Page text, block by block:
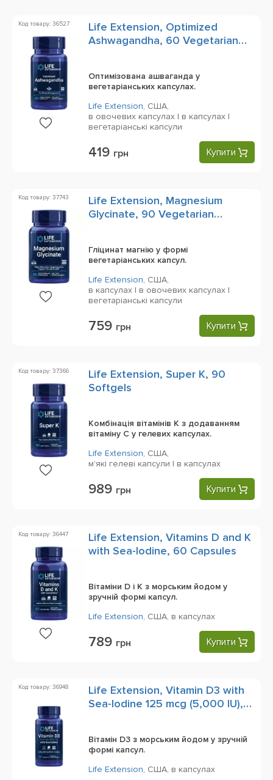
Код товару: 36527
Life Extension, Optimized
Ashwagandha, 60 Vegetarian
Оптимізована ашваганда у
вегетаріанських капсулах.
Life Extension, США,
в овочевих капсулах | в капсулах |
вегетаріанські капсули
419 грн Купити
Код товару: 37743
Life Extension, Magnesium
Glycinate, 90 Vegetarian
Гліцинат магнію у формі
вегетаріанських капсул.
Life Extension, США,
в капсулах | в овочевих капсулах |
вегетаріанські капсули
759 грн Купити
Код товару: 37366
Life Extension, Super K, 90
Softgels
Комбінація вітамінів K з додаванням
вітаміну C у гелевих капсулах.
Life Extension, США,
м'які гелеві капсули | в капсулах
989 грн Купити
Код товару: 36447
Life Extension, Vitamins D and K
with Sea-Iodine, 60 Capsules
Вітаміни D і K з морським йодом у
зручній формі капсул.
Life Extension, США, в капсулах
789 грн Купити
Код товару: 36948
Life Extension, Vitamin D3 with
Sea-Iodine 125 mcg (5,000 IU),
Вітамін D3 з морським йодом у зручній
формі капсул.
Life Extension, США, в капсулах